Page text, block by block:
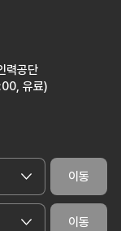
력공단
유료)
이동
이동